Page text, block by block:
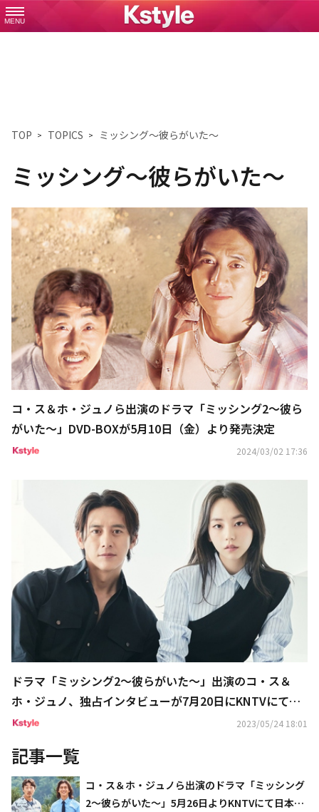
MENU
TOP TOPICS ミッシング～彼らがいた～
ミッシング～彼らがいた～
コ・ス＆ホ・ジュノら出演のドラマ「ミッシング2～彼ら
がいた～」DVD-BOXが5月10日（金）より発売決定
2024/03/02 17:36
ドラマ「ミッシング2～彼らがいた～」出演のコ・ス＆
ホ・ジュノ、独占インタビューが7月20日にKNTVにて初
放送
2023/05/24 18:01
記事一覧
コ・ス＆ホ・ジュノら出演のドラマ「ミッシング
2～彼らがいた～」5月26日よりKNTVにて日本初